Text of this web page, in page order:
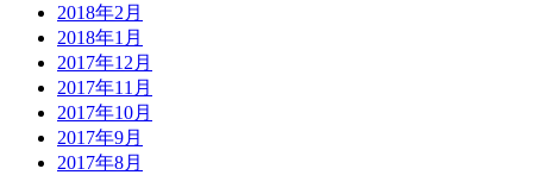
2018年2月
2018年1月
2017年12月
2017年11月
2017年10月
2017年9月
2017年8月